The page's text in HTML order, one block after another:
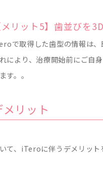
メリット5】歯並びを
で取得した歯型の情報は、
により、治療開始前にご自
す。。
メリット
て、iTeroに伴うデメリット